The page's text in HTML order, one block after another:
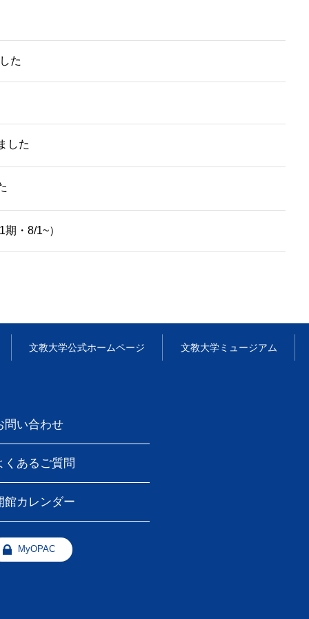
た
した
・8/1~）
問い合わせ
くあるご質問
館カレンダー
MyOPAC
文教大学公式ホームページ 文教大学ミュージアム